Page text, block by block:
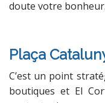
doute votre bonheur.
Plaça
C’est un point
boutiques et El